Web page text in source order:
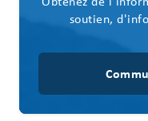
soutien,